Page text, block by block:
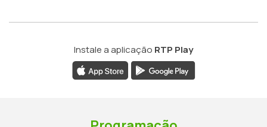
Instale a aplicação RTP Play